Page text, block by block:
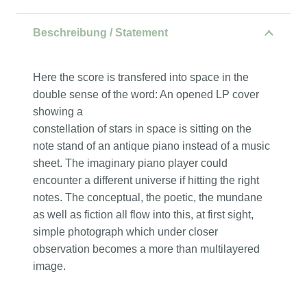
Beschreibung / Statement
Here the score is transfered into space in the
double sense of the word: An opened LP cover
showing a
constellation of stars in space is sitting on the
note stand of an antique piano instead of a music
sheet. The imaginary piano player could
encounter a different universe if hitting the right
notes. The conceptual, the poetic, the mundane
as well as fiction all flow into this, at first sight,
simple photograph which under closer
observation becomes a more than multilayered
image.